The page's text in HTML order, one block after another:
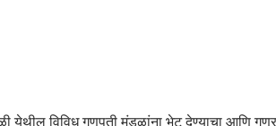
येथील विविध गणपती मंडळांना भेट देण्याचा आणि